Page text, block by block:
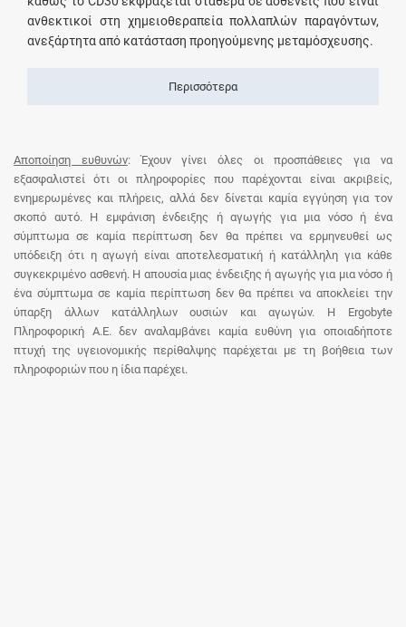
ανθεκτικοί στη χημειοθεραπεία πολλαπλών παραγόντων,
ανεξάρτητα από κατάσταση προηγούμενης μεταμόσχευσης.
Περισσότερα
Αποποίηση ευθυνών: Έχουν γίνει όλες οι προσπάθειες για να
εξασφαλιστεί ότι οι πληροφορίες που παρέχονται είναι ακριβείς,
ενημερωμένες και πλήρεις, αλλά δεν δίνεται καμία εγγύηση για τον
σκοπό αυτό. Η εμφάνιση ένδειξης ή αγωγής για μια νόσο ή ένα
σύμπτωμα σε καμία περίπτωση δεν θα πρέπει να ερμηνευθεί ως
υπόδειξη ότι η αγωγή είναι αποτελεσματική ή κατάλληλη για κάθε
συγκεκριμένο ασθενή. Η απουσία μιας ένδειξης ή αγωγής για μια νόσο ή
ένα σύμπτωμα σε καμία περίπτωση δεν θα πρέπει να αποκλείει την
ύπαρξη άλλων κατάλληλων ουσιών και αγωγών. Η Ergobyte
Πληροφορική Α.Ε. δεν αναλαμβάνει καμία ευθύνη για οποιαδήποτε
πτυχή της υγειονομικής περίθαλψης παρέχεται με τη βοήθεια των
πληροφοριών που η ίδια παρέχει.